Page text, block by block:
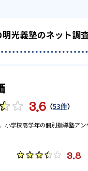
光義塾のネット調
3.6 （53件）
小学校高学年の個別指導塾ア
3.8